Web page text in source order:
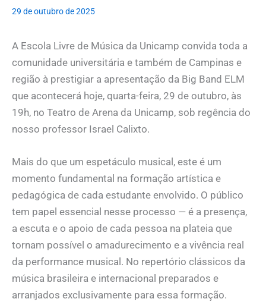
29 de outubro de 2025
A Escola Livre de Música da Unicamp convida toda a
comunidade universitária e também de Campinas e
região à prestigiar a apresentação da Big Band ELM
que acontecerá hoje, quarta-feira, 29 de outubro, às
19h, no Teatro de Arena da Unicamp, sob regência do
nosso professor Israel Calixto.
Mais do que um espetáculo musical, este é um
momento fundamental na formação artística e
pedagógica de cada estudante envolvido. O público
tem papel essencial nesse processo — é a presença,
a escuta e o apoio de cada pessoa na plateia que
tornam possível o amadurecimento e a vivência real
da performance musical. No repertório clássicos da
música brasileira e internacional preparados e
arranjados exclusivamente para essa formação.